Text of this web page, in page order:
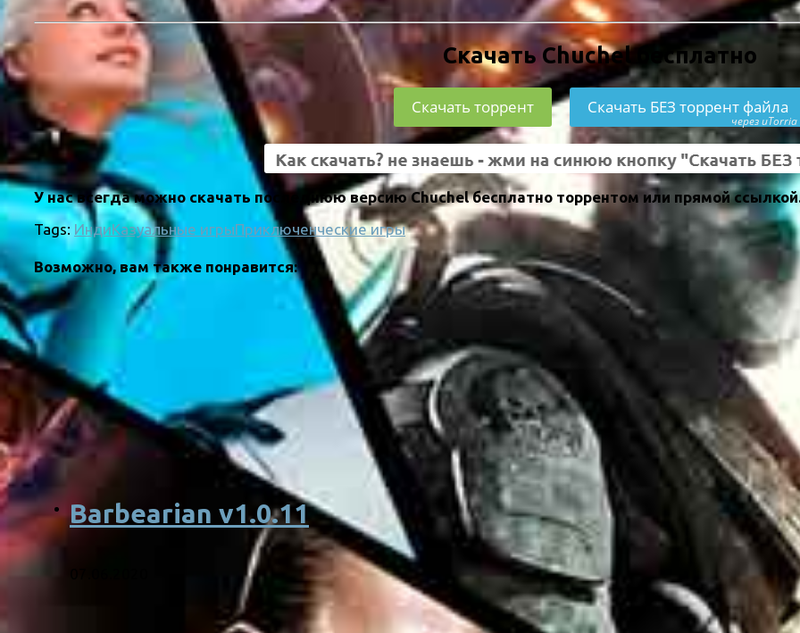
Скачать Chuchel бесплатно
Скачать торрент Скачать БЕЗ торрент файла
через uTorria
У нас всегда можно скачать последнюю версию Chuchel бесплатно торрентом или прямой
Tags: ИндиКазуальные игрыПриключенческие игры
Возможно, вам также понравится:
Barbearian v1.0.11